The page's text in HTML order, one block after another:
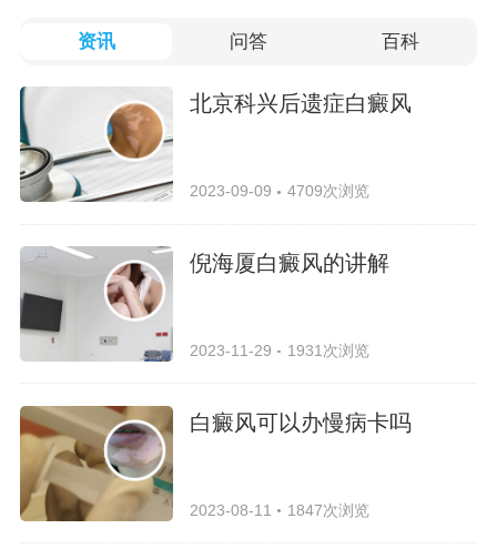
资讯 问答 百科
北京科兴后遗症白癜风
2023-09-09 4709次浏览
倪海厦白癜风的讲解
2023-11-29 1931次浏览
白癜风可以办慢病卡吗
2023-08-11 1847次浏览